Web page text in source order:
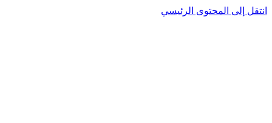
انتقل إلى المحتوى الرئيسي